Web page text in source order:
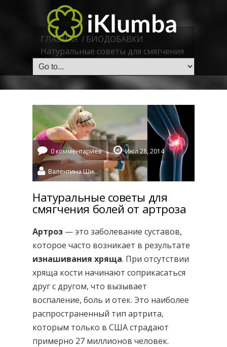
ГЛАВНАЯ/ БИОДОБАВКИ
Натуральные советы для смягчения
болей от артроза
0 комментариев Июл 28, 2014
Валентина Шидловская
Натуральные советы для
смягчения болей от артроза
Артроз — это заболевание суставов,
которое часто возникает в результате
изнашивания хряща. При отсутствии
хряща кости начинают соприкасаться
друг с другом, что вызывает
воспаление, боль и отек. Это наиболее
распространенный тип артрита,
которым только в США страдают
примерно 27 миллионов человек.